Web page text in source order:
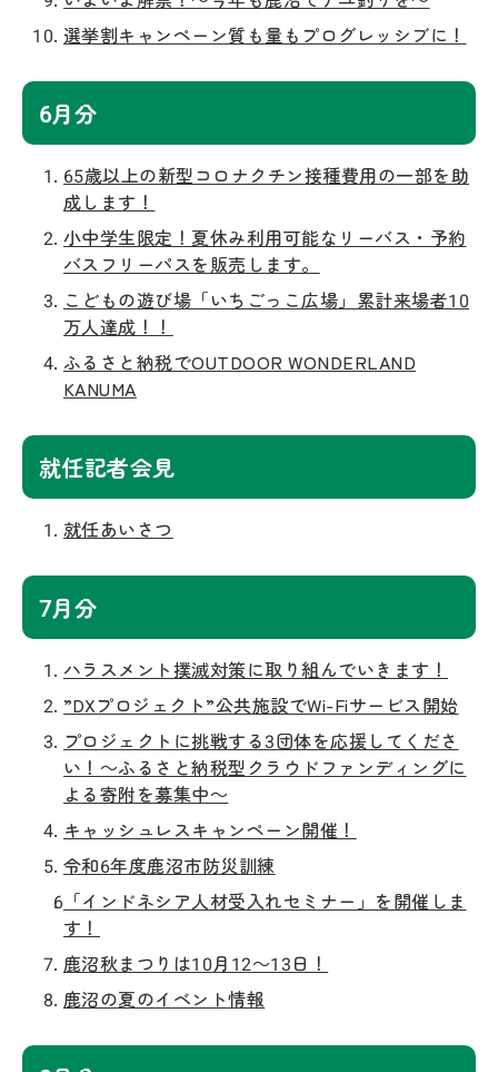
選挙割キャンペーン質も量もプログレッシブに！
6月分
65歳以上の新型コロナクチン接種費用の一部を助
成します！
小中学生限定！夏休み利用可能なリーバス・予約
バスフリーパスを販売します。
こどもの遊び場「いちごっこ広場」累計来場者10
万人達成！！
ふるさと納税でOUTDOOR WONDERLAND
KANUMA
就任記者会見
就任あいさつ
7月分
ハラスメント撲滅対策に取り組んでいきます！
”DXプロジェクト”公共施設でWi-Fiサービス開始
プロジェクトに挑戦する3団体を応援してくださ
い！～ふるさと納税型クラウドファンディングに
よる寄附を募集中～
キャッシュレスキャンペーン開催！
令和6年度鹿沼市防災訓練
「インドネシア人材受入れセミナー」を開催しま
す！
鹿沼秋まつりは10月12～13日！
鹿沼の夏のイベント情報